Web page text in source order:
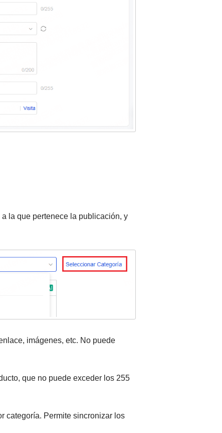
la que pertenece la publicación, y
imágenes, etc. No puede
que no puede exceder los 255
categoría. Permite sincronizar los